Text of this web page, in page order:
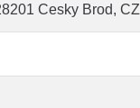
Cesky Brod, CZ